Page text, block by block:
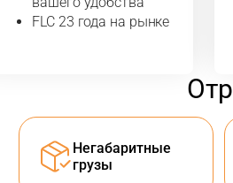
FLC 23 года на рынке
Негабаритные
грузы